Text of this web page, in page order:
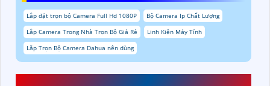
Lắp đặt trọn bộ Camera Full Hd 1080P
Bộ Camera Ip Chất Lượng
Lắp Camera Trong Nhà Trọn Bộ Giá Rẻ
Linh Kiện Máy Tính
Lắp Trọn Bộ Camera Dahua nên dùng